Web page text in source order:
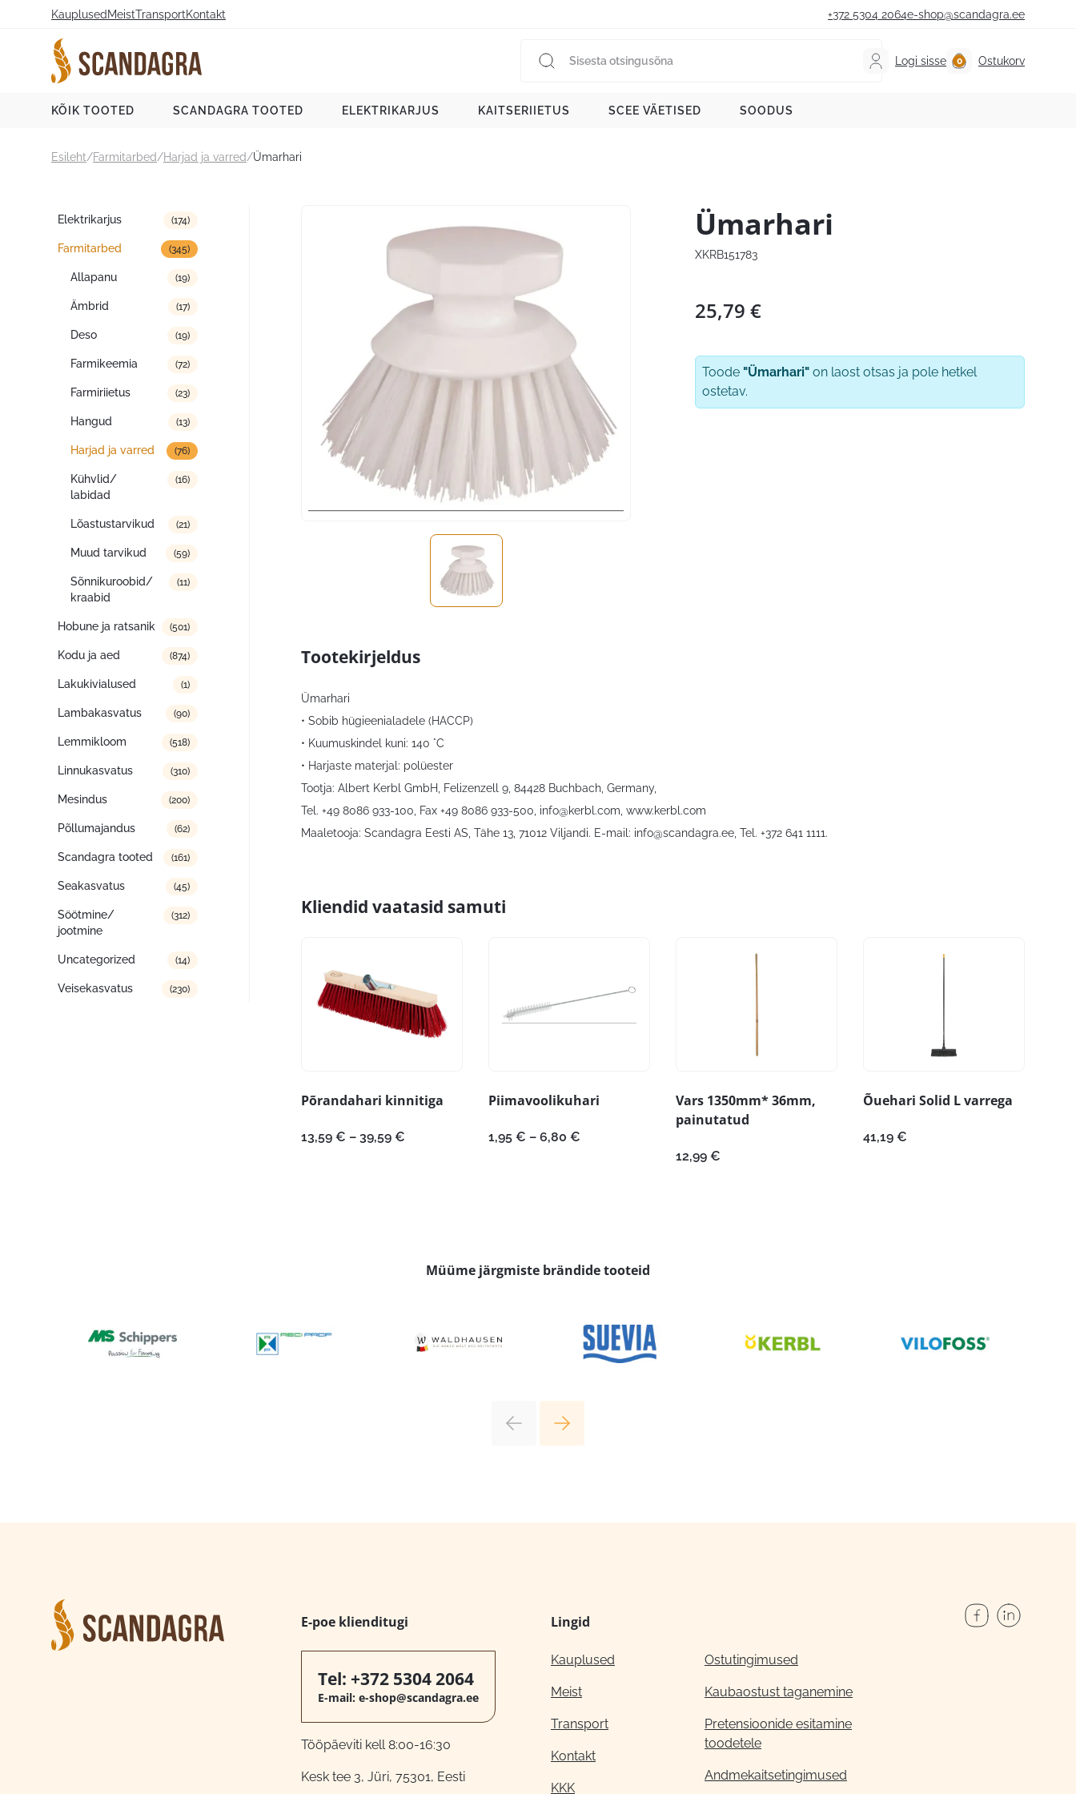
Kauplused MeistTransportKontakt +372 5304 2064e-shop@scandagra.ee
Logi sisse Ostukorv
KÕIK TOOTED SCANDAGRA TOOTED ELEKTRIKARJUS KAITSERIIETUS SCEE VÄETISED SOODUS
Esileht/Farmitarbed/Harjad ja varred/Ümarhari
Tootekategooriad
Elektrikarjus (174)
Farmitarbed (345)
Allapanu (19)
Ämbrid (17)
Deso (19)
Farmikeemia (72)
Farmiriietus (23)
Hangud (13)
Harjad ja varred (76)
Kühvlid/
labidad
(16)
Lõastustarvikud (21)
Muud tarvikud (59)
Sõnnikuroobid/
kraabid
(11)
Hobune ja ratsanik (501)
Kodu ja aed (874)
Lakukivialused (1)
Lambakasvatus (90)
Lemmikloom (518)
Linnukasvatus (310)
Mesindus (200)
Põllumajandus (62)
Scandagra tooted (161)
Seakasvatus (45)
Söötmine/
jootmine
(312)
Uncategorized (14)
Veisekasvatus (230)
Ümarhari
XKRB151783
25,79 €
Toode "Ümarhari" on laost otsas ja pole hetkel
ostetav.
Tootekirjeldus
Ümarhari
• Sobib hügieenialadele (HACCP)
• Kuumuskindel kuni: 140 °C
• Harjaste materjal: polüester
Tootja: Albert Kerbl GmbH, Felizenzell 9, 84428 Buchbach, Germany,
Tel. +49 8086 933-100, Fax +49 8086 933-500, info@kerbl.com , www.kerbl.com
Maaletooja: Scandagra Eesti AS, Tähe 13, 71012 Viljandi. E-mail: info@scandagra.ee , Tel. +372 641 1111.
Kliendid vaatasid samuti
Põrandahari kinnitiga
13,59 € – 39,59 € Hinnavahemik:
Piimavoolikuhari
1,95 € – 6,80 €
Vars 1350mm* 36mm,
painutatud
12,99 €
Õuehari Solid L varrega
41,19 €
Müüme järgmiste brändide tooteid
E-poe klienditugi
Tel: +372 5304 2064
E-mail: e-shop@scandagra.ee
Tööpäeviti kell 8:00-16:30
Kesk tee 3, Jüri, 75301, Eesti
Lingid
Kauplused
Meist
Transport
Kontakt
KKK
Ostutingimused
Kaubaostust taganemine
Pretensioonide esitamine
toodetele
Andmekaitsetingimused